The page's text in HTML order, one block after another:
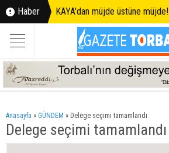
Haber KAYA'dan müjde üstüne müjde!
Anasayfa » GÜNDEM » Delege seçimi tamamlandı
Delege seçimi tamamlandı